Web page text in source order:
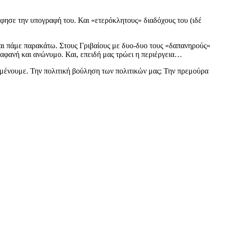
την υπογραφή του. Και «ετερόκλητους» διαδόχους του (ιδέ
πάμε παρακάτω. Στους Γριβαίους με δυο-δυο τους «δαπανηρούς»
και ανώνυμο. Και, επειδή μας τρώει η περιέργεια…
Την πολιτική βούληση των πολιτικών μας; Την πρεμούρα